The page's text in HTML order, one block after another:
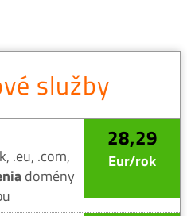
služby
.eu, .com,
domény
28,29
Eur/rok